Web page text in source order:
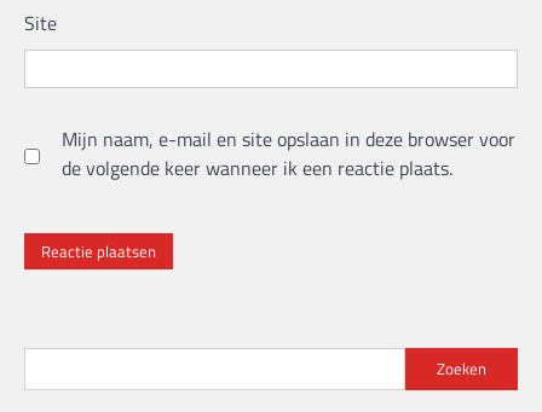
Site
Mijn naam, e-mail en site opslaan in deze browser voor
de volgende keer wanneer ik een reactie plaats.
Zoeken